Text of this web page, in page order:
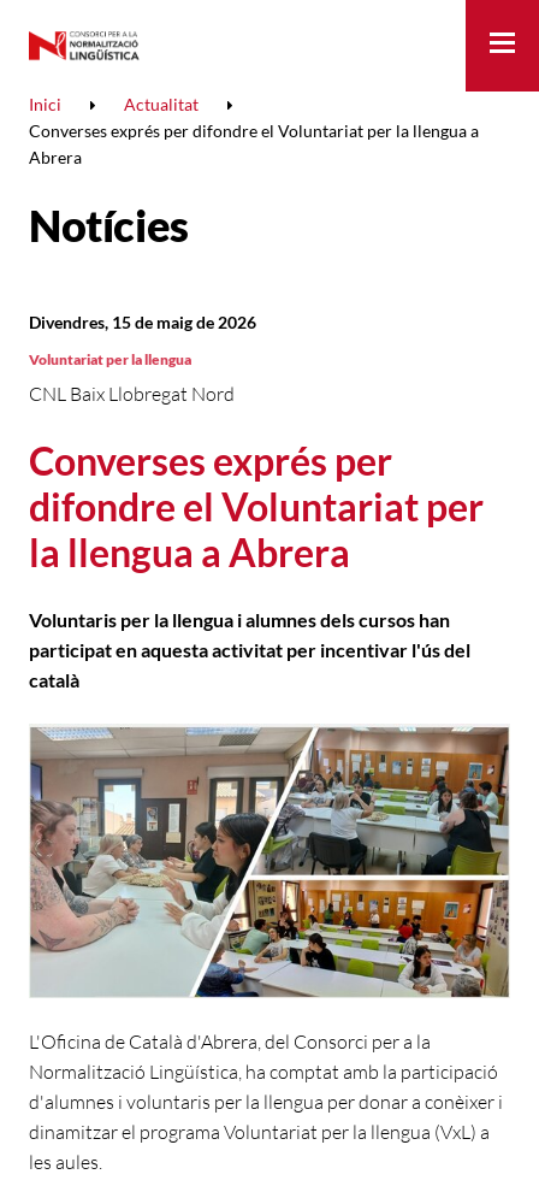
Inici
Actualitat
Converses exprés per difondre el Voluntariat per la llengua a
Abrera
Notícies
Converses exprés per
difondre el Voluntariat per
la llengua a Abrera
CNL Baix Llobregat Nord
Divendres, 15 de maig de 2026
Voluntariat per la llengua
Voluntaris per la llengua i alumnes dels cursos han
participat en aquesta activitat per incentivar l'ús del
català
L'Oficina de Català d'Abrera, del Consorci per a la
Normalització Lingüística, ha comptat amb la participació
d'alumnes i voluntaris per la llengua per donar a conèixer i
dinamitzar el programa Voluntariat per la llengua (VxL) a
les aules.